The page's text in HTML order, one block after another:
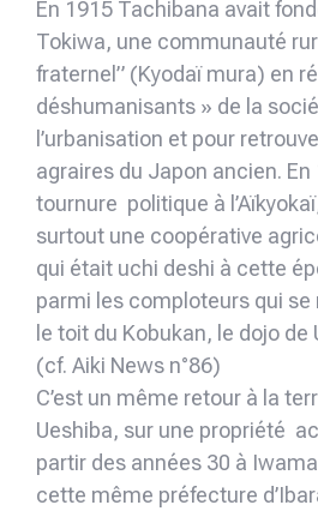
En 1915 Tachibana avait
Tokiwa, une communauté
fraternel” (Kyodaï mura) en
déshumanisants » de la
l’urbanisation et pour
agraires du Japon ancien.
tournure politique à
surtout une coopérative
qui était uchi deshi à cette
parmi les comploteurs qui
le toit du Kobukan, le dojo de
(cf. Aiki News n°86)
C’est un même retour à la
Ueshiba, sur une propriété
partir des années 30 à
cette même préfecture